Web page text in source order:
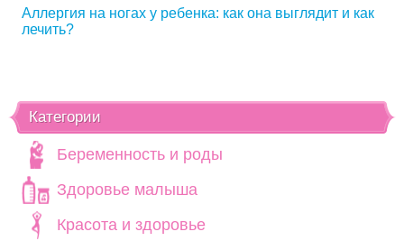
Аллергия на ногах у ребенка: как она выглядит и как
лечить?
Категории
Беременность и роды
Здоровье малыша
Красота и здоровье